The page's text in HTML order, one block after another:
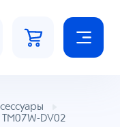
TM07W-DV02